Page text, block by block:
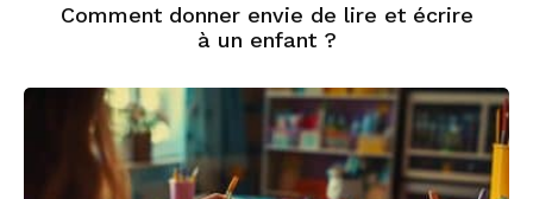
Comment donner envie de lire et écrire
à un enfant ?